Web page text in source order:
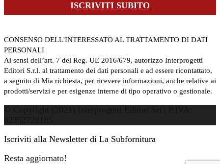
ISCRIVITI SUBITO
CONSENSO DELL'INTERESSATO AL TRATTAMENTO DI DATI
PERSONALI
Ai sensi dell’art. 7 del Reg. UE 2016/679, autorizzo Interprogetti
Editori S.r.l. al trattamento dei dati personali e ad essere ricontattato,
a seguito di Mia richiesta, per ricevere informazioni, anche relative ai
prodotti/servizi e per esigenze interne di tipo operativo o gestionale.
Iscriviti alla Newsletter di La Subfornitura
Resta aggiornato!